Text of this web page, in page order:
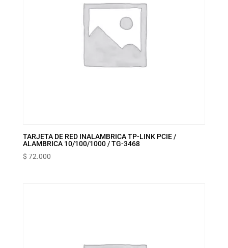
TARJETA DE RED INALAMBRICA TP-LINK PCIE /
ALAMBRICA 10/100/1000 / TG-3468
$ 72.000